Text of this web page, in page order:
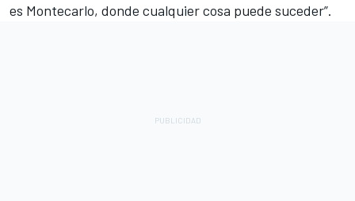
es Montecarlo, donde cualquier cosa puede suceder”.